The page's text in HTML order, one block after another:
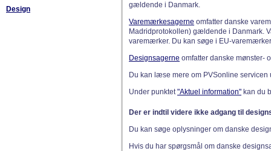
Design
gældende i Danmark.
Varemærkesagerne omfatter danske
Madridprotokollen) gældende i Danmark.
varemærker. Du kan søge i EU-
Designsagerne omfatter danske mønster-
Du kan læse mere om PVSonline
Under punktet"Aktuel information" kan du
Der er indtil videre ikke adgang til
Du kan søge oplysninger om danske
Hvis du har spørgsmål om danske